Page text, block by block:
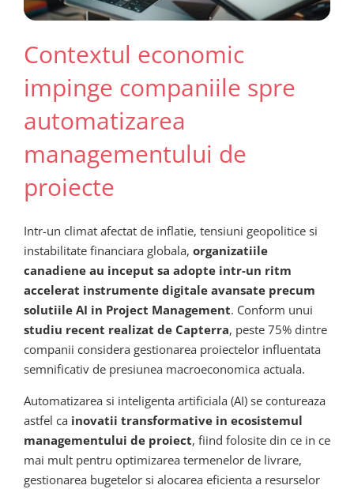
Contextul economic
impinge companiile spre
automatizarea
managementului de
proiecte
Intr-un climat afectat de inflatie, tensiuni geopolitice si
instabilitate financiara globala, organizatiile
canadiene au inceput sa adopte intr-un ritm
accelerat instrumente digitale avansate precum
solutiile AI in Project Management. Conform unui
studiu recent realizat de Capterra, peste 75% dintre
companii considera gestionarea proiectelor influentata
semnificativ de presiunea macroeconomica actuala.
Automatizarea si inteligenta artificiala (AI) se contureaza
astfel ca inovatii transformative in ecosistemul
managementului de proiect, fiind folosite din ce in ce
mai mult pentru optimizarea termenelor de livrare,
gestionarea bugetelor si alocarea eficienta a resurselor